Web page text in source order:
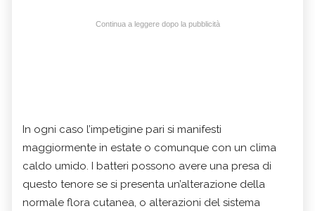
Continua a leggere dopo la pubblicità
In ogni caso l’impetigine pari si manifesti
maggiormente in estate o comunque con un clima
caldo umido. I batteri possono avere una presa di
questo tenore se si presenta un’alterazione della
normale flora cutanea, o alterazioni del sistema